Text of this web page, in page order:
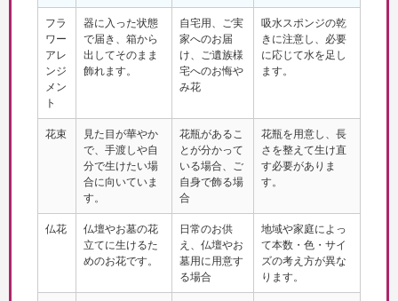
フラ
ワー
アレ
ンジ
メン
ト
器に入った状態
で届き、箱から
出してそのまま
飾れます。
自宅用、ご実
家へのお届
け、ご遺族様
宅へのお悔や
み花
吸水スポンジの乾
きに注意し、必要
に応じて水を足し
ます。
花束
見た目が華やか
で、手渡しや自
分で生けたい場
合に向いていま
す。
花瓶があるこ
とが分かって
いる場合、ご
自身で飾る場
合
花瓶を用意し、長
さを整えて生け直
す必要がありま
す。
仏花
仏壇やお墓の花
立てに生けるた
めのお花です。
日常のお供
え、仏壇やお
墓用に用意す
る場合
地域や家庭によっ
て本数・色・サイ
ズの考え方が異な
ります。